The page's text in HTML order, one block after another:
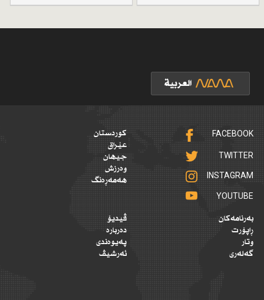
FACEBOOK
TWITTER
INSTAGRAM
YOUTUBE
کوردستان
عێراق
جیهان
وەرزش
هەمەڕەنگ
بەرنامەکان
ڕاپۆرت
وتار
گەلەری
ڤیدیۆ
دەربارە
پەیوەندی
ئەرشیڤ